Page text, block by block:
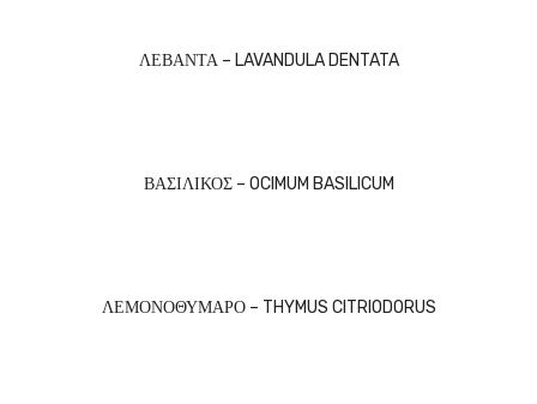
ΛΕΒΑΝΤΑ – LAVANDULA DENTATA
ΒΑΣΙΛΙΚΟΣ – OCIMUM BASILICUM
ΛΕΜΟΝΟΘΥΜΑΡΟ – THYMUS CITRIODORUS